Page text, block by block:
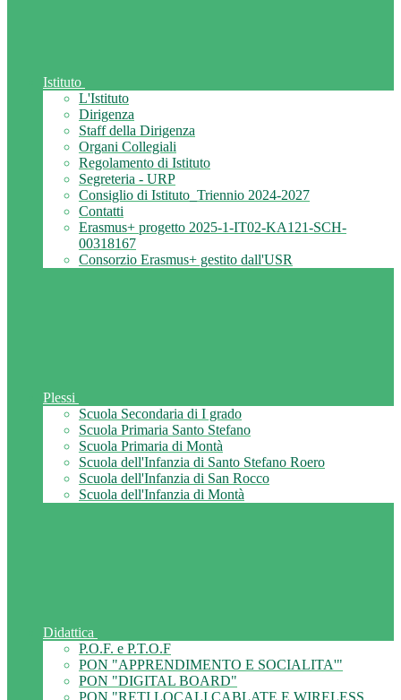
Istituto
L'Istituto
Dirigenza
Staff della Dirigenza
Organi Collegiali
Regolamento di Istituto
Segreteria - URP
Consiglio di Istituto_Triennio 2024-2027
Contatti
Erasmus+ progetto 2025-1-IT02-KA121-SCH-
00318167
Consorzio Erasmus+ gestito dall'USR
Plessi
Scuola Secondaria di I grado
Scuola Primaria Santo Stefano
Scuola Primaria di Montà
Scuola dell'Infanzia di Santo Stefano Roero
Scuola dell'Infanzia di San Rocco
Scuola dell'Infanzia di Montà
Didattica
P.O.F. e P.T.O.F
PON "APPRENDIMENTO E SOCIALITA'"
PON "DIGITAL BOARD"